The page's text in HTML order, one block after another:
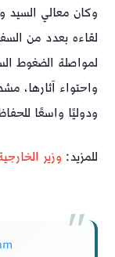
وكان معالي السيد
لقاءه بعدد من
لمواصلة الضغوط
واحتواء آثارها،
ودوليًا واسعًا
للمزيد: وزير